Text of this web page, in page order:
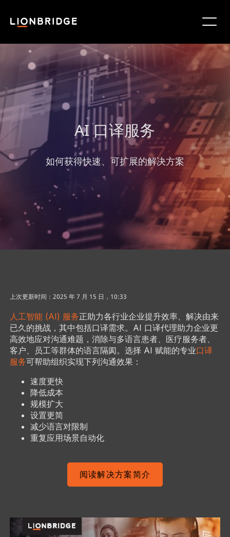
AI 口译服务
如何获得快速、可扩展的解决方案
上次更新时间：2025 年 7 月 15 日，10:33
人工智能 (AI) 服务正助力各行业企业提升效率、解决由来
已久的挑战，其中包括口译需求。AI 口译代理助力企业更
高效地应对沟通难题，消除与多语言患者、医疗服务者、
客户、员工等群体的语言隔阂。选择 AI 赋能的专业口译
服务可帮助组织实现下列沟通效果：
速度更快
降低成本
规模扩大
设置更简
减少语言对限制
重复应用场景自动化
阅读解决方案简介